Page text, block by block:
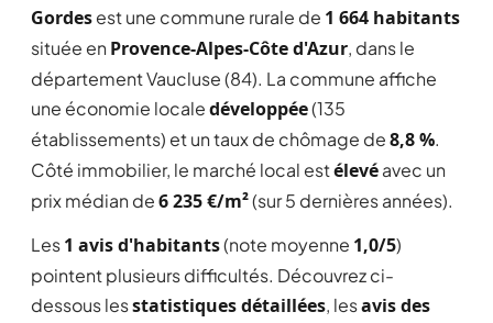
Gordesest une commune rurale de 1 664 habitants
située en Provence-Alpes-Côte d'Azur, dans le
département Vaucluse (84). La commune affiche
une économie localedéveloppée(135
établissements) et un taux de chômage de8,8 %.
Côté immobilier, le marché local estélevéavec un
prix médian de6 235 €/m²(sur 5 dernières années).
Les1 avis d'habitants(note moyenne 1,0/5)
pointent plusieurs difficultés. Découvrez ci-
dessous lesstatistiques détaillées, lesavis des